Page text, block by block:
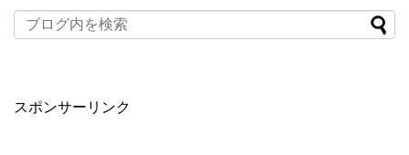
スポンサーリンク